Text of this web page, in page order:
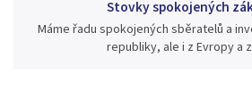
Stovky spokojených
Máme řadu spokojených sběratelů a
republiky, ale i z Evropy a